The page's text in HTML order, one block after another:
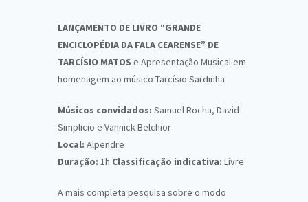
LANÇAMENTO DE LIVRO “GRANDE
ENCICLOPÉDIA DA FALA CEARENSE” DE
TARCÍSIO MATOS e Apresentação Musical em
homenagem ao músico Tarcísio Sardinha
Músicos convidados: Samuel Rocha, David
Simplicio e Vannick Belchior
Local: Alpendre
Duração: 1h Classificação indicativa: Livre
A mais completa pesquisa sobre o modo